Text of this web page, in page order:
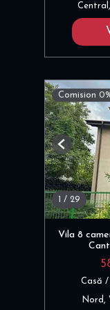
Comision
1 / 29
Previous
Vila 8
Casă /
Nord,